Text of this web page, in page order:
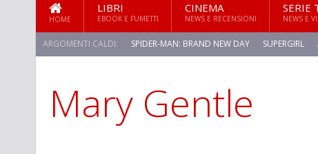
HOME
LIBRI
EBOOK E FUMETTI
CINEMA
NEWS E RECENSIONI
SERIE
NEWS E
ARGOMENTI CALDI: SPIDER-MAN: BRAND NEW DAY SUPERGIRL
STAR TREK: STRANGE NEW WORLDS
Mary Gentle